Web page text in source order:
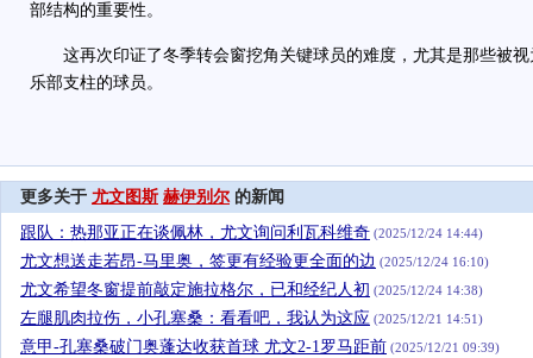
部结构的重要性。
这再次印证了冬季转会窗挖角关键球员的难度，尤其是那些被视
乐部支柱的球员。
更多关于 尤文图斯 赫伊别尔的新闻
跟队：热那亚正在谈佩林，尤文询问利瓦科维奇 (2025/12/24 14:44)
尤文想送走若昂-马里奥，签更有经验更全面的边 (2025/12/24 16:10)
尤文希望冬窗提前敲定施拉格尔，已和经纪人初 (2025/12/24 14:38)
左腿肌肉拉伤，小孔塞桑：看看吧，我认为这应 (2025/12/21 14:51)
意甲-孔塞桑破门奥蓬达收获首球 尤文2-1罗马距前 (2025/12/21 09:39)